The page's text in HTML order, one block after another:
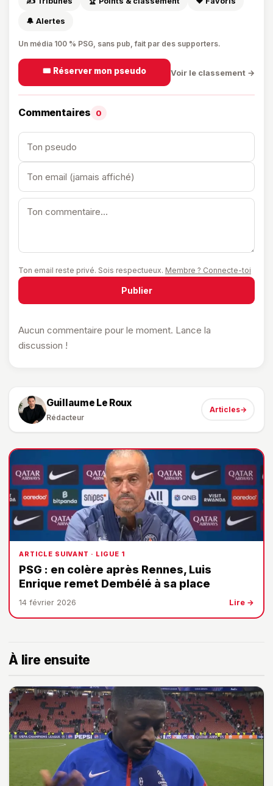
🔔 Alertes
Un média 100 % PSG, sans pub, fait par des supporters.
🎟️ Réserver mon pseudo Voir le classement →
Commentaires 0
Ton email reste privé. Sois respectueux. Membre ? Connecte-toi
Publier
Aucun commentaire pour le moment. Lance la
discussion !
Guillaume Le Roux
Rédacteur
Articles→
ARTICLE SUIVANT · LIGUE 1
PSG : en colère après Rennes, Luis
Enrique remet Dembélé à sa place
14 février 2026 Lire →
À lire ensuite